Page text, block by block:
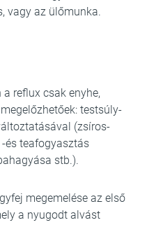
vagy az ülőmunka.
reflux csak enyhe,
testsúly-
(zsíros-
és teafogyasztás
stb.).
megemelése az első
a nyugodt alvást